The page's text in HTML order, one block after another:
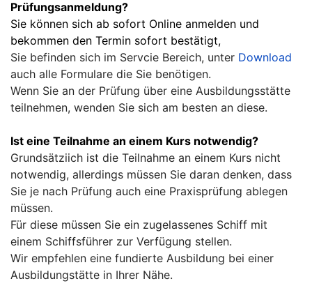
Prüfungsanmeldung?
Sie können sich ab sofort Online anmelden und
bekommen den Termin sofort bestätigt,
Sie befinden sich im Servcie Bereich, unter Download
auch alle Formulare die Sie benötigen.
Wenn Sie an der Prüfung über eine Ausbildungsstätte
teilnehmen, wenden Sie sich am besten an diese.
Ist eine Teilnahme an einem Kurs notwendig?
Grundsätziich ist die Teilnahme an einem Kurs nicht
notwendig, allerdings müssen Sie daran denken, dass
Sie je nach Prüfung auch eine Praxisprüfung ablegen
müssen.
Für diese müssen Sie ein zugelassenes Schiff mit
einem Schiffsführer zur Verfügung stellen.
Wir empfehlen eine fundierte Ausbildung bei einer
Ausbildungstätte in Ihrer Nähe.